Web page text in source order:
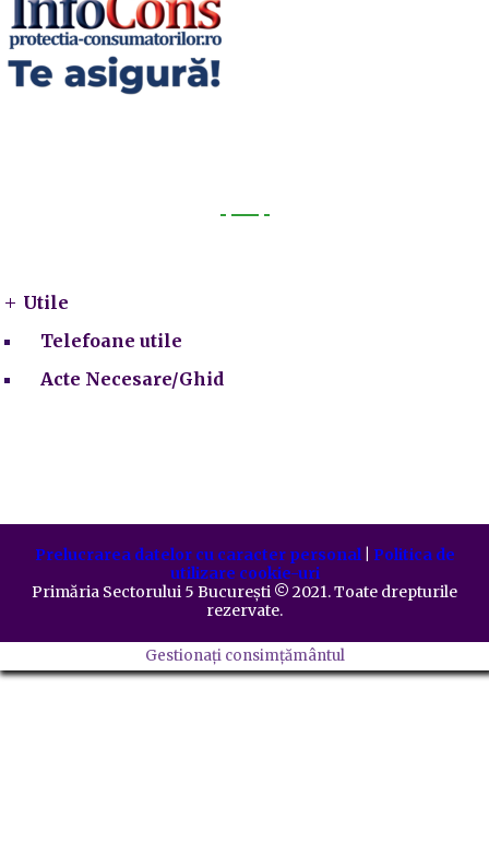
Utile
Telefoane utile
Acte Necesare/Ghid
Prelucrarea datelor cu caracter personal| Politica de
utilizare cookie-uri
Primăria Sectorului 5 București ©️ 2021. Toate drepturile
rezervate.
Gestionați consimțământul